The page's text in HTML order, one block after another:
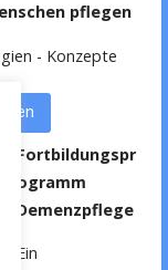
pflegen
- Konzepte
Fortbildungspr
ogramm
Demenzpflege
Ein